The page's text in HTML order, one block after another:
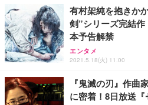
有村架純を抱きか
剣”シリーズ完結
本予告解禁
エンタメ
2021.5.18(火) 11:00
『鬼滅の刃』作曲
に密着！8日放送『